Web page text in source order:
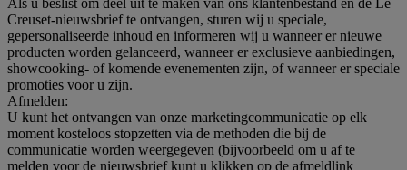
Creuset-nieuwsbrief te ontvangen, sturen wij u speciale,
gepersonaliseerde inhoud en informeren wij u wanneer er nieuwe
producten worden gelanceerd, wanneer er exclusieve aanbiedingen,
showcooking- of komende evenementen zijn, of wanneer er speciale
promoties voor u zijn.
Afmelden:
U kunt het ontvangen van onze marketingcommunicatie op elk
moment kosteloos stopzetten via de methoden die bij de
communicatie worden weergegeven (bijvoorbeeld om u af te
melden voor de nieuwsbrief kunt u klikken op de afmeldlink